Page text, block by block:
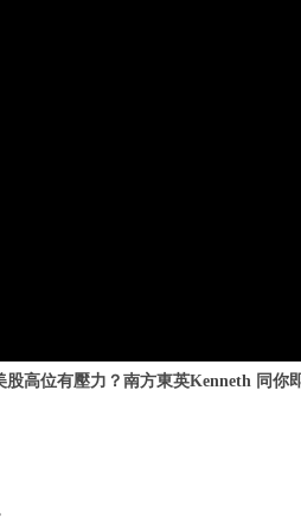
高位有壓力？南方東英Kenneth 同你